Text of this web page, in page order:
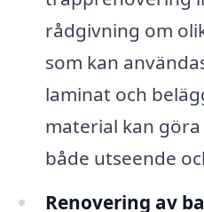
rådgivning om
som kan
laminat och
material kan
både utseende
Renovering av